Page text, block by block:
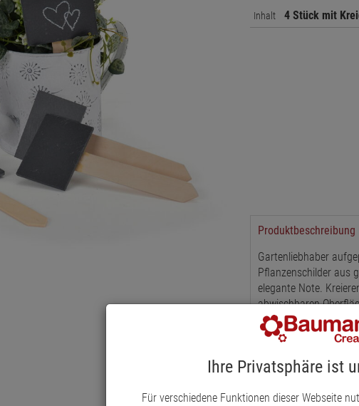
Inhalt 4 Stück mit
Produktbeschreibung
Gartenliebhaber
Pflanzenschilder aus
elegante Note.
abwischbaren
Pflanzen setzen. Toll
In jeder Packung
Schilder sind
cm. Diese Schilder
einen Hauch von
Ihre Privatsphäre ist
Für verschiedene Funktionen dieser Webseite